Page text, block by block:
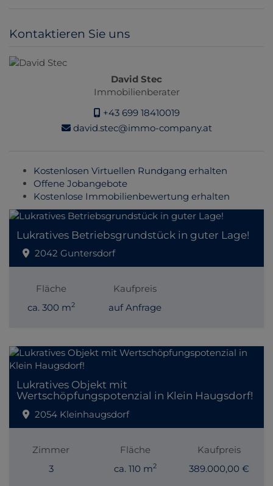
Kontaktieren Sie uns
David Stec
Immobilienberater
+43 699 18410019
david.stec@immo-company.at
Kostenlosen Virtuellen Rundgang erhalten
Offene Jobangebote
Kostenlose Immobilienbewertung erhalten
Lukratives Betriebsgrundstück in guter Lage!
2042 Guntersdorf
Fläche
ca. 300 m2
Kaufpreis
auf Anfrage
Lukratives Objekt mit
Wertschöpfungspotenzial in Klein Haugsdorf!
2054 Kleinhaugsdorf
Zimmer
3
Fläche
ca. 110 m2
Kaufpreis
389.000,00 €